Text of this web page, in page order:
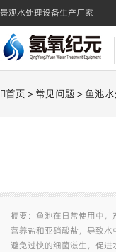
景观水处理设备生产厂家
首页 > 常见问题 > 鱼池
摘要：鱼池在日常使用中
营养盐和亚硝酸盐，导致
避免过快的细菌滋生，促